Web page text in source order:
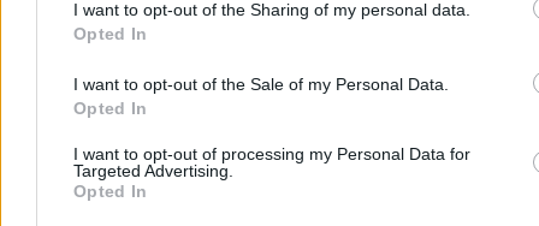
I want to opt-out of the Sharing of my personal data.
Opted In
I want to opt-out of the Sale of my Personal Data.
Opted In
I want to opt-out of processing my Personal Data for
Targeted Advertising.
Opted In
Arkadiusz Dziermański
Dzisiaj 13:05
Reklama